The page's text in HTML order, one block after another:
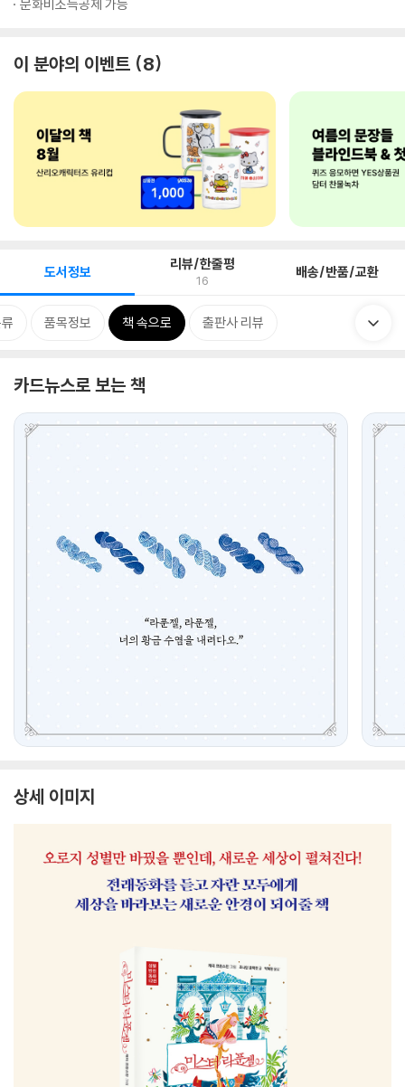
문화비소득공제 가능
이 분야의 이벤트 8
도서정보 리뷰/한줄평
16 배송/반품/교환
품목정보 책 속으로 출판사 리뷰
카드뉴스로 보는 책
상세 이미지